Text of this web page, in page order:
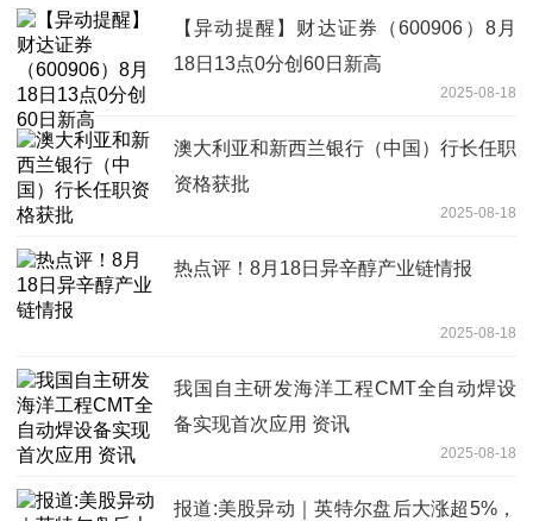
【异动提醒】财达证券（600906）8月
18日13点0分创60日新高
2025-08-18
澳大利亚和新西兰银行（中国）行长任职
资格获批
2025-08-18
热点评！8月18日异辛醇产业链情报
2025-08-18
我国自主研发海洋工程CMT全自动焊设
备实现首次应用 资讯
2025-08-18
报道:美股异动｜英特尔盘后大涨超5%，